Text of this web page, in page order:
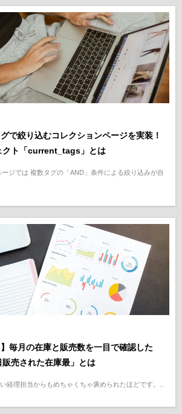
で絞り込むコレクションページを実装！
クト「current_tags」とは
ジでは 複数タグの「AND」条件による絞り込みが自
毎月の在庫と販売数を一目で確認した
売された在庫最」とは
経理担当からもめちゃくちゃ褒められたほどです。..